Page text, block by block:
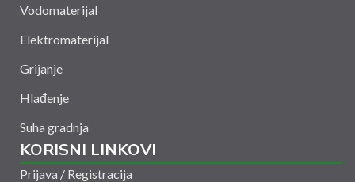
Vodomaterijal
Elektromaterijal
Grijanje
Hlađenje
Suha gradnja
KORISNI LINKOVI
Prijava / Registracija